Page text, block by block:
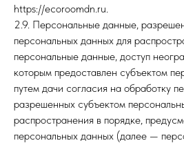
https://ecoroomdn.ru.
2.9. Персональные данные,
персональных данных для
персональные данные, доступ
которым предоставлен субъектом
путем дачи согласия на обработку
разрешенных субъектом
распространения в порядке,
персональных данных (далее —